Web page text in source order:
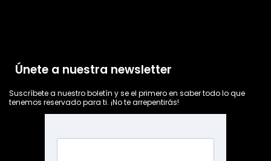
Únete a nuestra newsletter
Suscríbete a nuestro boletín y se el primero en saber todo lo que
tenemos reservado para ti. ¡No te arrepentirás!